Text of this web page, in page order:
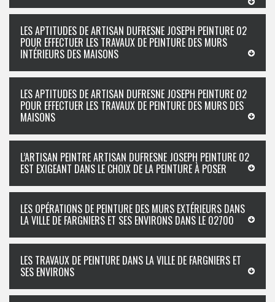
LES APTITUDES DE ARTISAN DUFRESNE JOSEPH PEINTURE 02
POUR EFFECTUER LES TRAVAUX DE PEINTURE DES MURS
INTÉRIEURS DES MAISONS
LES APTITUDES DE ARTISAN DUFRESNE JOSEPH PEINTURE 02
POUR EFFECTUER LES TRAVAUX DE PEINTURE DES MURS DES
MAISONS
L’ARTISAN PEINTRE ARTISAN DUFRESNE JOSEPH PEINTURE 02
EST EXIGEANT DANS LE CHOIX DE LA PEINTURE À POSER
LES OPÉRATIONS DE PEINTURE DES MURS EXTÉRIEURS DANS
LA VILLE DE FARGNIERS ET SES ENVIRONS DANS LE 02700
LES TRAVAUX DE PEINTURE DANS LA VILLE DE FARGNIERS ET
SES ENVIRONS